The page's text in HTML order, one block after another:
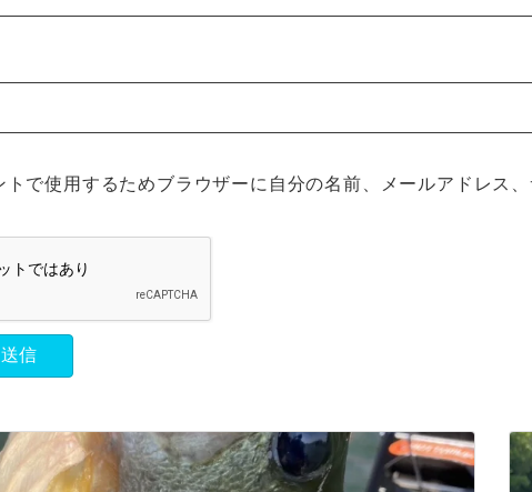
トで使用するためブラウザーに自分の名前、メールアドレス、